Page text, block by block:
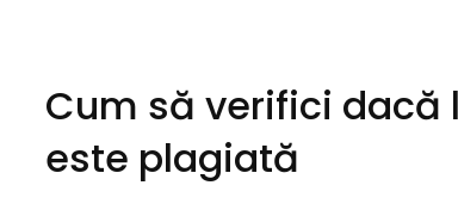
Cum să verifici
este plagiată